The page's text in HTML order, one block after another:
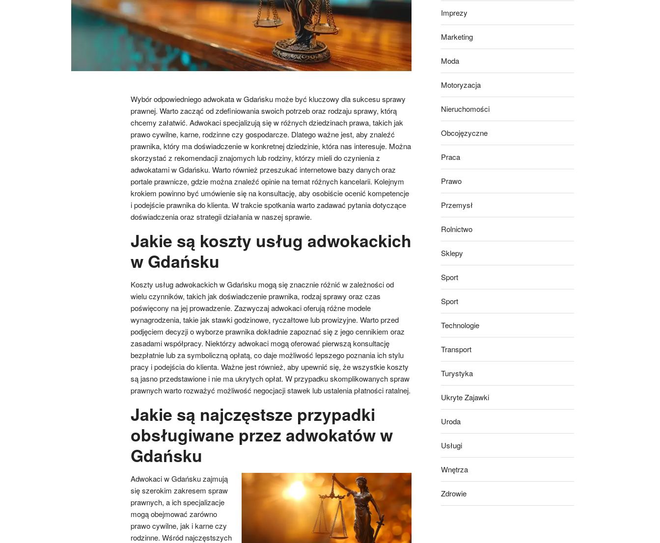
Wybór odpowiedniego adwokata w Gdańsku może być kluczowy dla sukcesu sprawy
prawnej. Warto zacząć od zdefiniowania swoich potrzeb oraz rodzaju sprawy, którą
chcemy załatwić. Adwokaci specjalizują się w różnych dziedzinach prawa, takich jak
prawo cywilne, karne, rodzinne czy gospodarcze. Dlatego ważne jest, aby znaleźć
prawnika, który ma doświadczenie w konkretnej dziedzinie, która nas interesuje. Można
skorzystać z rekomendacji znajomych lub rodziny, którzy mieli do czynienia z
adwokatami w Gdańsku. Warto również przeszukać internetowe bazy danych oraz
portale prawnicze, gdzie można znaleźć opinie na temat różnych kancelarii. Kolejnym
krokiem powinno być umówienie się na konsultację, aby osobiście ocenić kompetencje
i podejście prawnika do klienta. W trakcie spotkania warto zadawać pytania dotyczące
doświadczenia oraz strategii działania w naszej sprawie.
Jakie są koszty usług adwokackich
w Gdańsku
Koszty usług adwokackich w Gdańsku mogą się znacznie różnić w zależności od
wielu czynników, takich jak doświadczenie prawnika, rodzaj sprawy oraz czas
poświęcony na jej prowadzenie. Zazwyczaj adwokaci oferują różne modele
wynagrodzenia, takie jak stawki godzinowe, ryczałtowe lub prowizyjne. Warto przed
podjęciem decyzji o wyborze prawnika dokładnie zapoznać się z jego cennikiem oraz
zasadami współpracy. Niektórzy adwokaci mogą oferować pierwszą konsultację
bezpłatnie lub za symboliczną opłatą, co daje możliwość lepszego poznania ich stylu
pracy i podejścia do klienta. Ważne jest również, aby upewnić się, że wszystkie koszty
są jasno przedstawione i nie ma ukrytych opłat. W przypadku skomplikowanych spraw
prawnych warto rozważyć możliwość negocjacji stawek lub ustalenia płatności ratalnej.
Jakie są najczęstsze przypadki
obsługiwane przez adwokatów w
Gdańsku
Adwokaci w Gdańsku zajmują
się szerokim zakresem spraw
prawnych, a ich specjalizacje
mogą obejmować zarówno
prawo cywilne, jak i karne czy
rodzinne. Wśród najczęstszych
Imprezy
Marketing
Moda
Motoryzacja
Nieruchomości
Obcojęzyczne
Praca
Prawo
Przemysł
Rolnictwo
Sklepy
Sport
Sport
Technologie
Transport
Turystyka
Ukryte Zajawki
Uroda
Usługi
Wnętrza
Zdrowie